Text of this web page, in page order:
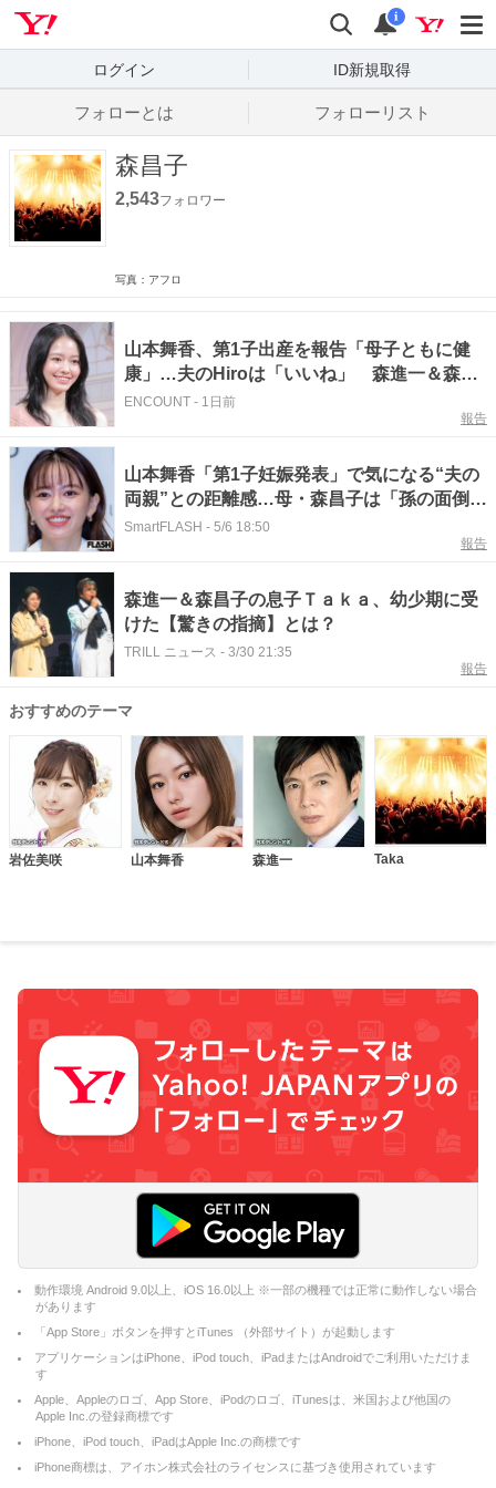
検索
通知
i
ログイン ID新規取得
フォローとは フォローリスト
森昌子
2,543フォロワー
写真：アフロ
山本舞香、第1子出産を報告「母子ともに健
康」…夫のHiroは「いいね」 森進一＆森昌
子さんの孫
ENCOUNT - 1日前
報告
山本舞香「第1子妊娠発表」で気になる“夫の
両親”との距離感…母・森昌子は「孫の面倒は
見ない」の“鬼母宣言”
SmartFLASH - 5/6 18:50
報告
森進一＆森昌子の息子Ｔａｋａ、幼少期に受
けた【驚きの指摘】とは？
TRILL ニュース - 3/30 21:35
報告
おすすめのテーマ
岩佐美咲 山本舞香 森進一 Taka
動作環境 Android 9.0以上、iOS 16.0以上 ※一部の機種では正常に動作しない場合
があります
「App Store」ボタンを押すとiTunes （外部サイト）が起動します
アプリケーションはiPhone、iPod touch、iPadまたはAndroidでご利用いただけま
す
Apple、Appleのロゴ、App Store、iPodのロゴ、iTunesは、米国および他国の
Apple Inc.の登録商標です
iPhone、iPod touch、iPadはApple Inc.の商標です
iPhone商標は、アイホン株式会社のライセンスに基づき使用されています